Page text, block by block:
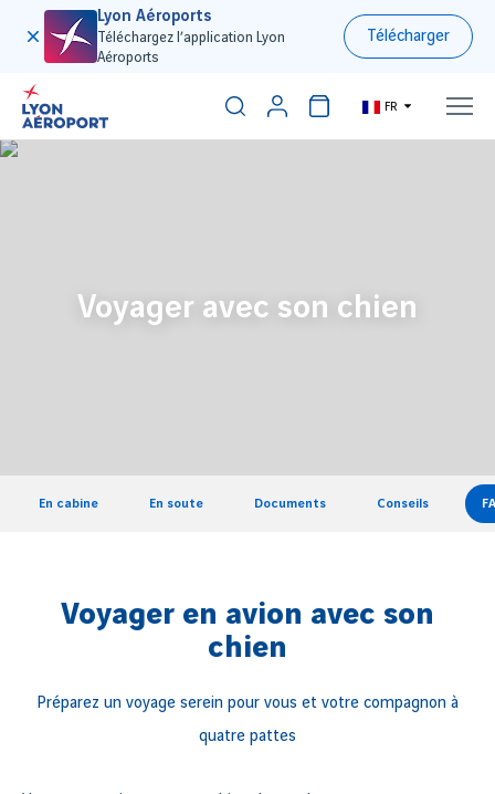
Lyon Aéroports
Téléchargez l’application Lyon
Aéroports
Télécharger
FR
Voyager avec son chien
En cabine En soute Documents Conseils
Voyager en avion avec son
chien
Préparez un voyage serein pour vous et votre compagnon à
quatre pattes